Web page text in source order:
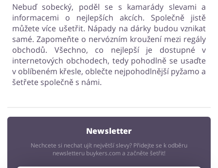
Nebuď sobecký, poděl se s kamarády slevami a
informacemi o nejlepších akcích. Společně jistě
můžete více ušetřit. Nápady na dárky budou vznikat
samé. Zapomeňte o nervózním kroužení mezi regály
obchodů. Všechno, co nejlepší je dostupné v
internetových obchodech, tedy pohodlně se usaďte
v oblíbeném křesle, oblečte nejpohodlnější pyžamo a
šetřete společně s námi.
Newsletter
Nechcete si nechat ujít největší slevy? Přidejte se k odběru
newsletteru buykers.com a začněte šetřit!